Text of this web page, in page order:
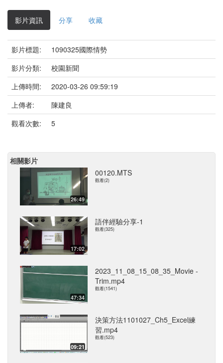
影片資訊 分享 收藏
影片標題:
1090325國際情勢
影片分類:
校園新聞
上傳時間:
2020-03-26 09:59:19
上傳者:
陳建良
觀看次數:
5
相關影片
26:49
00120.MTS
觀看(2)
17:02
語伴經驗分享-1
觀看(325)
47:34
2023_11_08_15_08_35_Movie -
Trim.mp4
觀看(1541)
09:21
決策方法1101027_Ch5_Excel練
習.mp4
觀看(523)